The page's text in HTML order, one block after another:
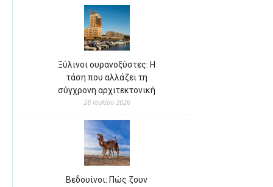
Ξύλινοι ουρανοξύστες: Η
τάση που αλλάζει τη
σύγχρονη αρχιτεκτονική
28 Ιουλίου 2026
Βεδουίνοι: Πώς ζουν